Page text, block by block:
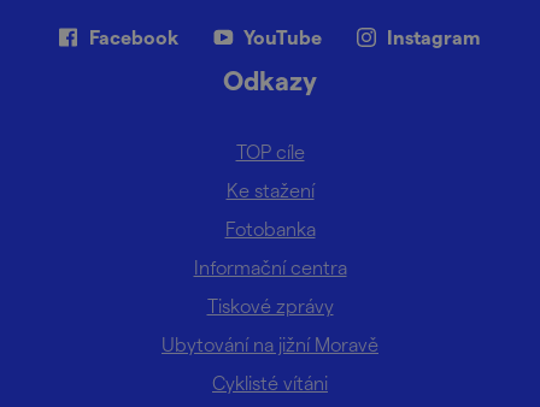
Facebook YouTube Instagram
Odkazy
TOP cíle
Ke stažení
Fotobanka
Informační centra
Tiskové zprávy
Ubytování na jižní Moravě
Cyklisté vítáni